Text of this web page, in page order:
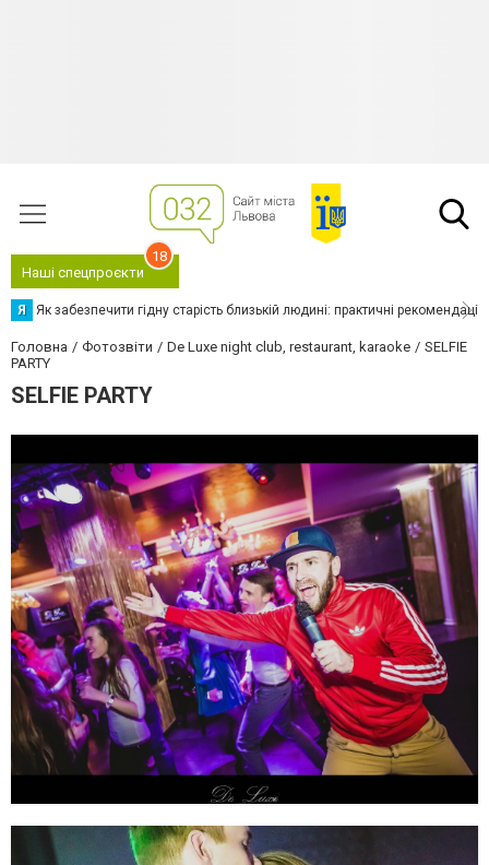
Наші спецпроєкти
18
Я Як забезпечити гідну старість близькій людині: практичні рекомендації
Головна Фотозвіти De Luxe night club, restaurant, karaoke
SELFIE
PARTY
SELFIE PARTY